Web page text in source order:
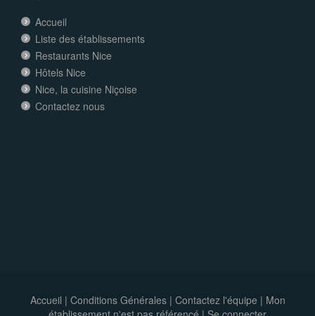
Accueil
Liste des établissements
Restaurants Nice
Hôtels Nice
Nice, la cuisine Niçoise
Contactez nous
Accueil | Conditions Générales| Contactez l'équipe | Mon